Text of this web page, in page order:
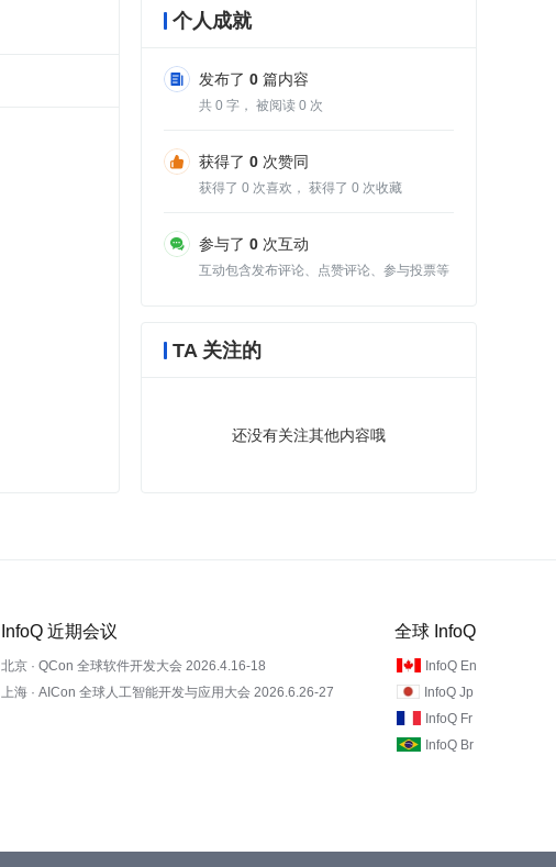
个人成就
发布了 0 篇内容
共 0 字， 被阅读 0 次
获得了 0 次赞同
获得了 0 次喜欢， 获得了 0 次收藏
参与了 0 次互动
互动包含发布评论、点赞评论、参与投票等
TA 关注的
还没有关注其他内容哦
InfoQ 近期会议
北京 · QCon 全球软件开发大会 2026.4.16-18
上海 · AICon 全球人工智能开发与应用大会 2026.6.26-27
全球 InfoQ
InfoQ En
InfoQ Jp
InfoQ Fr
InfoQ Br